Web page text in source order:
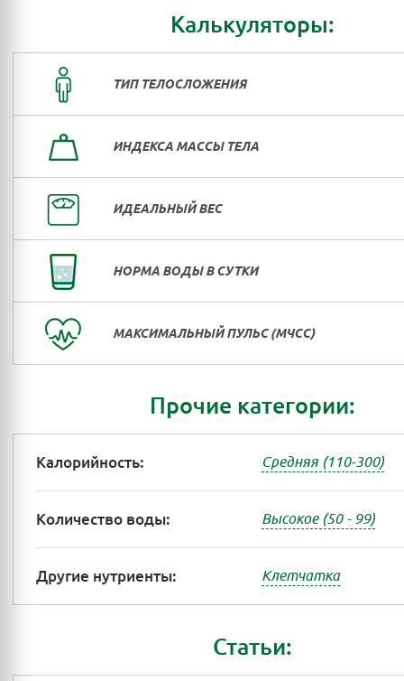
Калькуляторы:
ТИП ТЕЛОСЛОЖЕНИЯ
ИНДЕКСА МАССЫ ТЕЛА
ИДЕАЛЬНЫЙ ВЕС
НОРМА ВОДЫ В СУТКИ
МАКСИМАЛЬНЫЙ ПУЛЬС (МЧСС)
Прочие категории:
Калорийность: Средняя (110-300)
Количество воды: Высокое (50 - 99)
Другие нутриенты: Клетчатка
Статьи: